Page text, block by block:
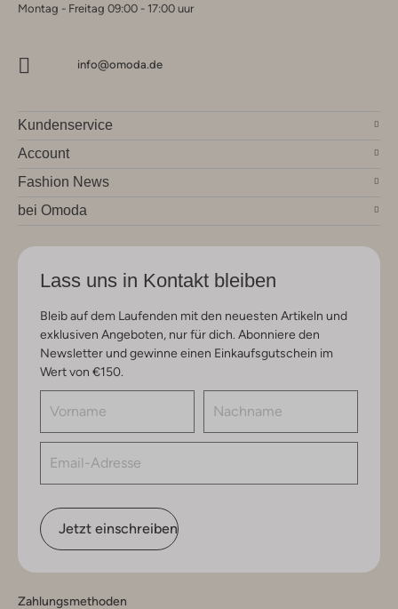
Montag - Freitag 09:00 - 17:00 uur
info@omoda.de
Kundenservice
Account
Fashion News
bei Omoda
Lass uns in Kontakt bleiben
Bleib auf dem Laufenden mit den neuesten Artikeln und
exklusiven Angeboten, nur für dich. Abonniere den
Newsletter und gewinne einen Einkaufsgutschein im
Wert von €150.
Jetzt einschreiben
Zahlungsmethoden